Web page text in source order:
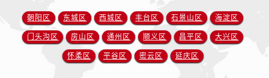
朝阳区 东城区 西城区 丰台区 石景山区 海淀区
门头沟区 房山区 通州区 顺义区 昌平区 大兴区
怀柔区 平谷区 密云区 延庆区